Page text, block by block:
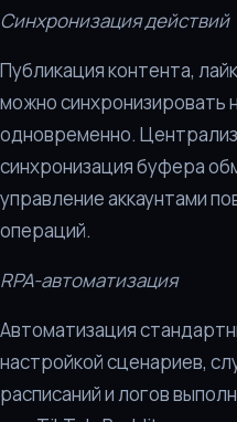
Синхронизация действий
Публикация контента,
можно синхронизировать
одновременно.
синхронизация буфера
управление аккаунтами
операций.
RPA-автоматизация
Автоматизация
настройкой сценариев,
расписаний и логов